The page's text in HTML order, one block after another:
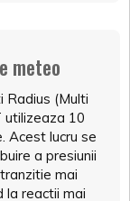
meteo
Radius (Multi
utilizeaza 10
Acest lucru se
a presiunii
mai
la reactii mai